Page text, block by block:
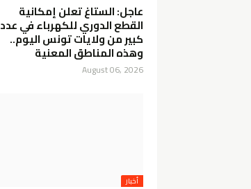
عاجل: الستاغ تعلن إمكانية
القطع الدوري للكهرباء في عدد
كبير من ولايات تونس اليوم..
وهذه المناطق المعنية
August 06, 2026
أخبار